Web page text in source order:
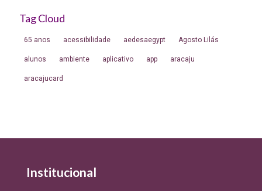
Tag Cloud
65 anos acessibilidade aedesaegypt Agosto Lilás
alunos ambiente aplicativo app aracaju
aracajucard
Institucional